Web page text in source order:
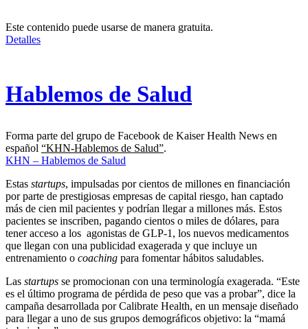
Este contenido puede usarse de manera gratuita.
Detalles
Hablemos de Salud
Forma parte del grupo de Facebook de Kaiser Health News en
español “KHN-Hablemos de Salud”.
KHN – Hablemos de Salud
Estas startups, impulsadas por cientos de millones en financiación
por parte de prestigiosas empresas de capital riesgo, han captado
más de cien mil pacientes y podrían llegar a millones más. Estos
pacientes se inscriben, pagando cientos o miles de dólares, para
tener acceso a los agonistas de GLP-1, los nuevos medicamentos
que llegan con una publicidad exagerada y que incluye un
entrenamiento o coaching para fomentar hábitos saludables.
Las startups se promocionan con una terminología exagerada. “Este
es el último programa de pérdida de peso que vas a probar”, dice la
campaña desarrollada por Calibrate Health, en un mensaje diseñado
para llegar a uno de sus grupos demográficos objetivo: la “mamá